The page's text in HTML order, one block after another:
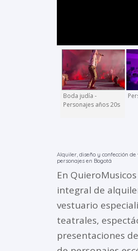
Boda judía -
Personajes años 20s
Alquiler, diseño y confección
personajes en Bogotá
En
integral de
vestuario
teatrales,
presentaciones